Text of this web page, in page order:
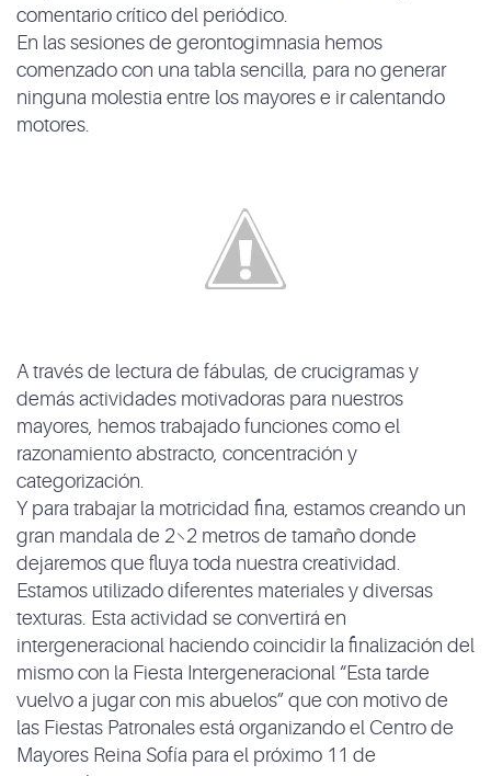
comentario crítico del periódico.
En las sesiones de gerontogimnasia hemos
comenzado con una tabla sencilla, para no generar
ninguna molestia entre los mayores e ir calentando
motores.
A través de lectura de fábulas, de crucigramas y
demás actividades motivadoras para nuestros
mayores, hemos trabajado funciones como el
razonamiento abstracto, concentración y
categorización.
Y para trabajar la motricidad fina, estamos creando un
gran mandala de 2×2 metros de tamaño donde
dejaremos que fluya toda nuestra creatividad.
Estamos utilizado diferentes materiales y diversas
texturas. Esta actividad se convertirá en
intergeneracional haciendo coincidir la finalización del
mismo con la Fiesta Intergeneracional “Esta tarde
vuelvo a jugar con mis abuelos” que con motivo de
las Fiestas Patronales está organizando el Centro de
Mayores Reina Sofía para el próximo 11 de